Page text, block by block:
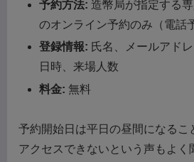
予約方法: 造幣局が指定する
のオンライン予約のみ（電話
登録情報: 氏名、メールアド
日時、来場人数
料金: 無料
予約開始日は平日の昼間になるこ
アクセスできないという声もよく